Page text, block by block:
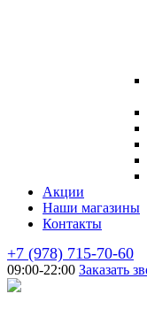
Акции
Наши магазины
Контакты
+7 (978) 715-70-60
09:00-22:00 Заказать